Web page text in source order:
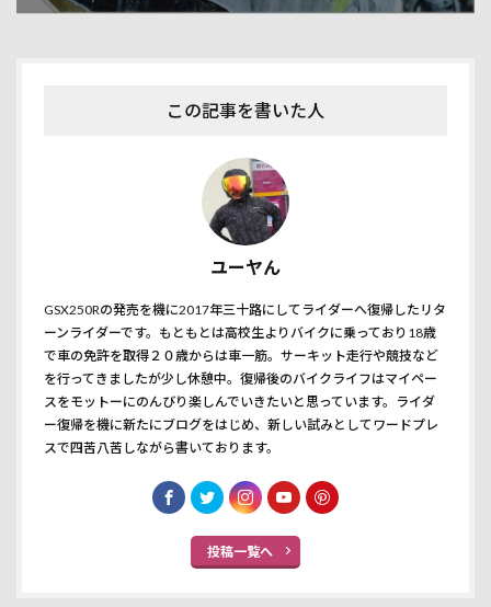
この記事を書いた人
ユーヤん
GSX250Rの発売を機に2017年三十路にしてライダーへ復帰したリタ
ーンライダーです。もともとは高校生よりバイクに乗っており18歳
で車の免許を取得２０歳からは車一筋。サーキット走行や競技など
を行ってきましたが少し休憩中。復帰後のバイクライフはマイペー
スをモットーにのんびり楽しんでいきたいと思っています。ライダ
ー復帰を機に新たにブログをはじめ、新しい試みとしてワードプレ
スで四苦八苦しながら書いております。
投稿一覧へ